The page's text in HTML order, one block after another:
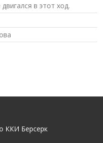
в этот ход.
ККИ Берсерк